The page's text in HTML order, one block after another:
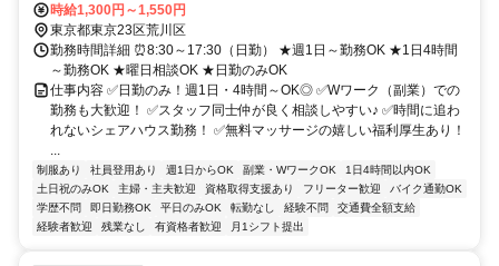
勤OK
時給1,300円～1,550円
東京都東京23区荒川区
勤務時間詳細 ⏰8:30～17:30（日勤） ★週1日～勤務OK ★1日4時間
～勤務OK ★曜日相談OK ★日勤のみOK
仕事内容 ✅日勤のみ！週1日・4時間～OK◎ ✅Wワーク（副業）での
勤務も大歓迎！ ✅スタッフ同士仲が良く相談しやすい♪ ✅時間に追わ
れないシェアハウス勤務！ ✅無料マッサージの嬉しい福利厚生あり！
制服あり 社員登用あり 週1日からOK 副業・WワークOK
1日4時間以内OK
土日祝のみOK
主婦・主夫歓迎 資格取得支援あり フリーター歓迎
バイク通勤OK
学歴不問
即日勤務OK 平日のみOK 転勤なし 経験不問
交通費全額支給
経験者歓迎
残業なし 有資格者歓迎 月1シフト提出